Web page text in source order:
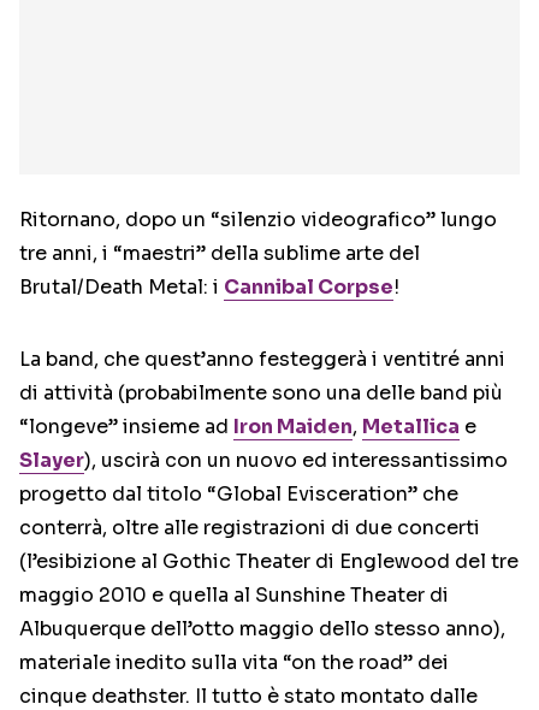
Ritornano, dopo un “silenzio videografico” lungo
tre anni, i “maestri” della sublime arte del
Brutal/Death Metal: i Cannibal Corpse!
La band, che quest’anno festeggerà i ventitré anni
di attività (probabilmente sono una delle band più
“longeve” insieme ad Iron Maiden, Metallica e
Slayer), uscirà con un nuovo ed interessantissimo
progetto dal titolo “Global Evisceration” che
conterrà, oltre alle registrazioni di due concerti
(l’esibizione al Gothic Theater di Englewood del tre
maggio 2010 e quella al Sunshine Theater di
Albuquerque dell’otto maggio dello stesso anno),
materiale inedito sulla vita “on the road” dei
cinque deathster. Il tutto è stato montato dalle